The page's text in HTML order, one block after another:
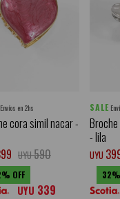
Envíos en 2hs
cora simil nacar -
UYU590
UYU 339
SALE
- lila
UYU
32